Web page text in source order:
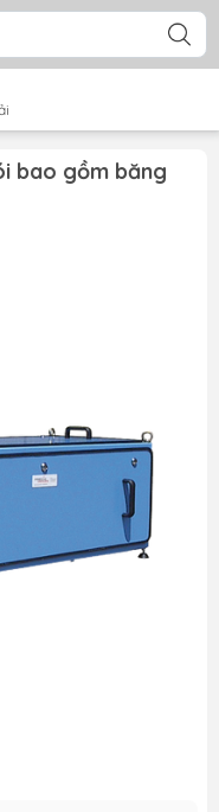
bao gồm băng